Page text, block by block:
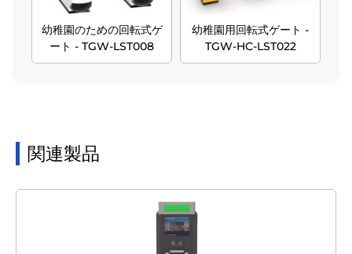
幼稚園のための回転式ゲ
ート - TGW-LST008
幼稚園用回転式ゲート -
TGW-HC-LST022
関連製品